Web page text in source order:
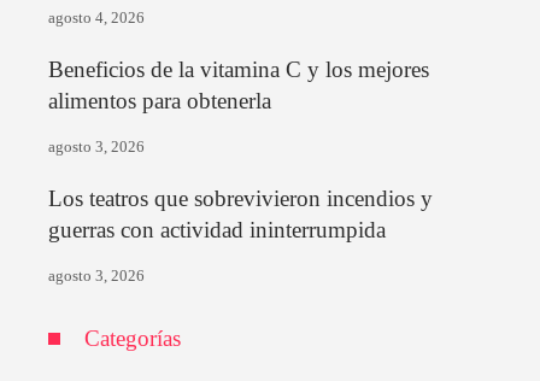
agosto 4, 2026
Beneficios de la vitamina C y los mejores
alimentos para obtenerla
agosto 3, 2026
Los teatros que sobrevivieron incendios y
guerras con actividad ininterrumpida
agosto 3, 2026
Categorías